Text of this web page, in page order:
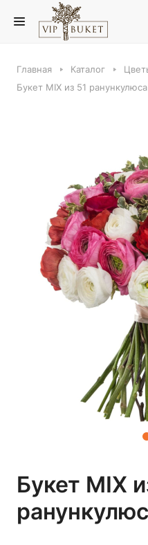
Главная Каталог
Букет MIX из 51 ранункулюса
Букет MIX